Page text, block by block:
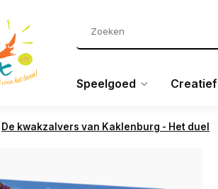
Speelgoed Creatief
De kwakzalvers van Kaklenburg - Het duel